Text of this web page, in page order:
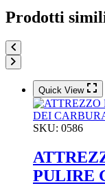
Prodotti
Quick View
SKU: 0586
PULIRE